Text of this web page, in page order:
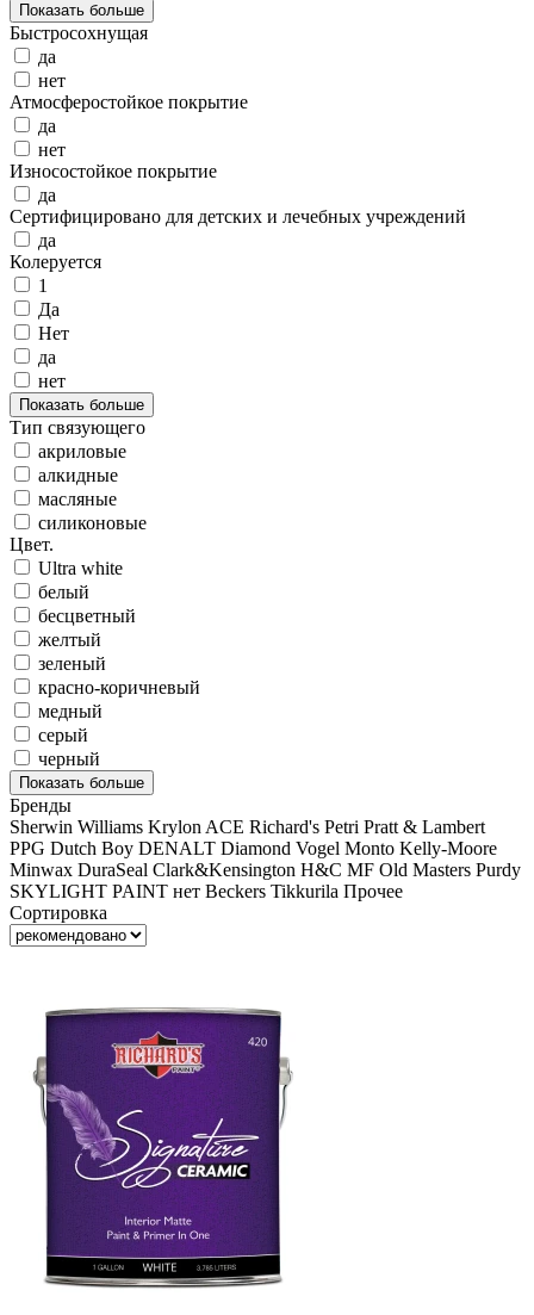
Показать больше
Быстросохнущая
да
нет
Атмосферостойкое покрытие
да
нет
Износостойкое покрытие
да
Сертифицировано для детских и лечебных учреждений
да
Колеруется
1
Да
Нет
да
нет
Показать больше
Тип связующего
акриловые
алкидные
масляные
силиконовые
Цвет.
Ultra white
белый
бесцветный
желтый
зеленый
красно-коричневый
медный
серый
черный
Показать больше
Бренды
Sherwin Williams Krylon ACE Richard's Petri Pratt & Lambert
PPG Dutch Boy DENALT Diamond Vogel Monto Kelly-Moore
Minwax DuraSeal Clark&Kensington H&C MF Old Masters Purdy
SKYLIGHT PAINT нет Beckers Tikkurila Прочее
Сортировка